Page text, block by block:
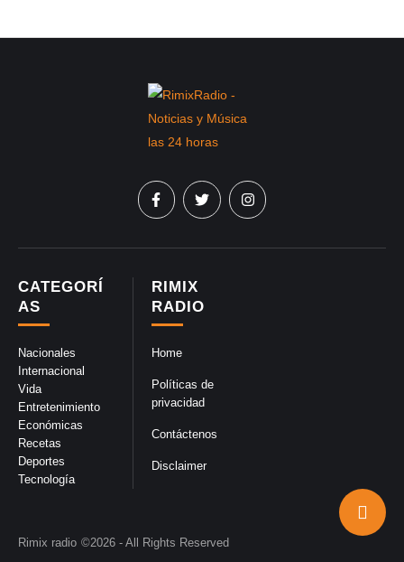
RIMIX
RADIO
Home
Políticas de
privacidad
Contáctenos
Disclaimer
CATEGORÍ
AS
Nacionales
Internacional
Vida
Entretenimiento
Económicas
Recetas
Deportes
Tecnología
Rimix radio ©2026 - All Rights Reserved